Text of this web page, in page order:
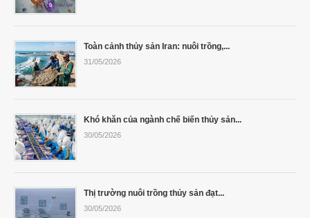
Toàn cảnh thủy sản Iran: nuôi trồng,...
31/05/2026
Khó khăn của ngành chế biến thủy sản...
30/05/2026
Thị trường nuôi trồng thủy sản đạt...
30/05/2026